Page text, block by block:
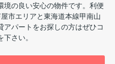
境の良い安心の物件です。利便
市エリアと東海道本線甲南山
パートをお探しの方はぜひコ
さい。